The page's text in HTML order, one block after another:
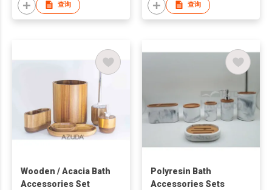
查询 查询
Wooden / Acacia Bath
Accessories Set
Polyresin Bath
Accessories Sets